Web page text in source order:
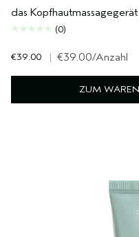
das
(0)
€39.00 | €39.00/Anzahl
ZUM